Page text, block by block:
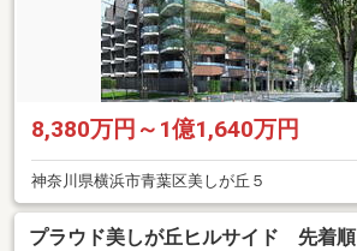
8,380万円～1億1,640万円
神奈川県横浜市青葉区美しが丘５
プラウド美しが丘ヒルサイド 先着順